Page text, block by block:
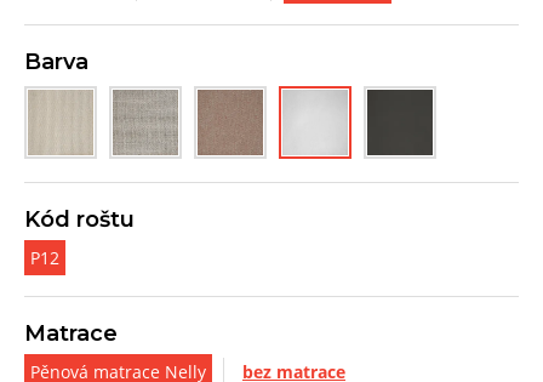
Barva
Kód roštu
P12
Matrace
Pěnová matrace Nelly bez matrace